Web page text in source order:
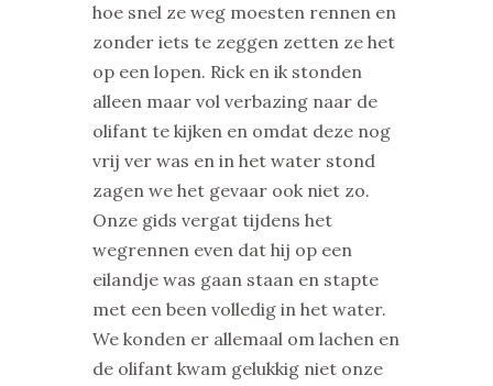
hoe snel ze weg moesten rennen en
zonder iets te zeggen zetten ze het
op een lopen. Rick en ik stonden
alleen maar vol verbazing naar de
olifant te kijken en omdat deze nog
vrij ver was en in het water stond
zagen we het gevaar ook niet zo.
Onze gids vergat tijdens het
wegrennen even dat hij op een
eilandje was gaan staan en stapte
met een been volledig in het water.
We konden er allemaal om lachen en
de olifant kwam gelukkig niet onze